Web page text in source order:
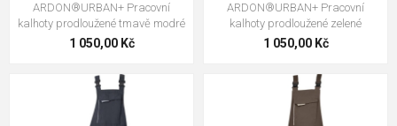
ARDON®URBAN+ Pracovní
kalhoty prodloužené tmavě modré
1 050,00 Kč
ARDON®URBAN+ Pracovní
kalhoty prodloužené zelené
1 050,00 Kč